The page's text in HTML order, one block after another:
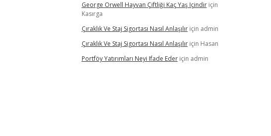
George Orwell Hayvan Çiftliği Kaç Yaş Içindiriçin
Kasırga
Çıraklık Ve Staj Sigortası Nasıl Anlaşılıriçin admin
Çıraklık Ve Staj Sigortası Nasıl Anlaşılıriçin Hasan
Portföy Yatırımları Neyi Ifade Ederiçin admin